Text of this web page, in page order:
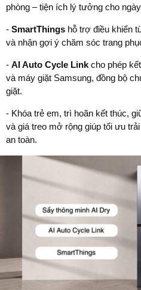
phòng – tiện ích lý tưởng cho
- SmartThings hỗ trợ điều khiển
và nhận gợi ý chăm sóc trang
- AI Auto Cycle Link cho phép
và máy giặt Samsung, đồng bộ
giặt.
- Khóa trẻ em, trì hoãn kết thúc,
và giá treo mở rộng giúp tối ưu
an toàn.